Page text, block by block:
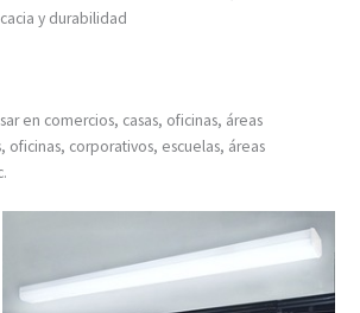
y durabilidad
en comercios, casas, oficinas, áreas
oficinas, corporativos, escuelas, áreas